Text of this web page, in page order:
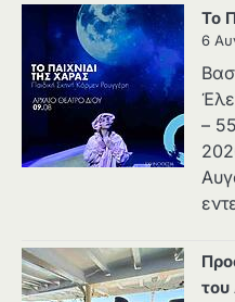
Το
6
–
του